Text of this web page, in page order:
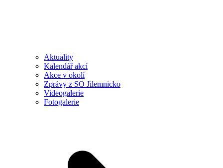
Aktuality
Kalendář akcí
Akce v okolí
Zprávy z SO Jilemnicko
Videogalerie
Fotogalerie